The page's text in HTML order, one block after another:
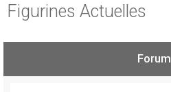
Figurines Actuelles
Forum